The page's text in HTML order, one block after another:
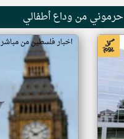
من وداع أطفالي
اخبار فلسطين من مباشر